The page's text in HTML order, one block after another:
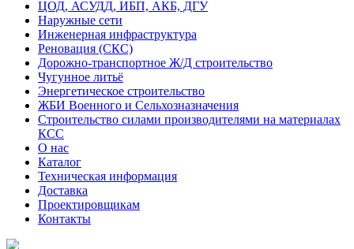
ЦОД, АСУДД, ИБП, АКБ, ДГУ
Наружные сети
Инженерная инфраструктура
Реновация (СКС)
Дорожно-транспортное Ж/Д строительство
Чугунное литьё
Энергетическое строительство
ЖБИ Военного и Сельхозназначения
Строительство силами производителями на материалах
КСС
О нас
Каталог
Техническая информация
Доставка
Проектировщикам
Контакты